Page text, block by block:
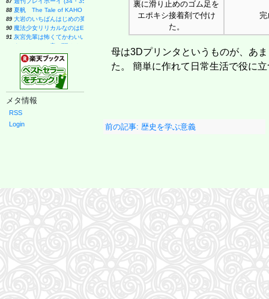
87
88 夏帆 The Tale of KAHO
89 大岩のいちばんはじめの英文法【超基礎文法編】 (東進ブックス 名人の授業シリーズ)
90 魔法少女リリカルなのはEXCEEDS(3) (シリウスKC)
91 灰宮先輩は怖くてかわいい(3) (ガンガンコミックスUP!)
タッチペンで音が聞ける!はじめてずかん1000 英語つき ([バラエティ])
キネマ旬報: キネマ旬報NEXT Vol.72 (09号増刊)
ナミヤ雑貨店の奇蹟 (角川文庫)
部下としてのAI 世界一流エンジニアの進化術
「日経平均10万円」時代に備えろ (日経ビジネス人文庫)
メタ情報
RSS
Login
裏に滑り止めのゴム足を
エポキシ接着剤で付け
た。
完
母は3Dプリンタというものが、あ
た。 簡単に作れて日常生活で役に
前の記事: 歴史を学ぶ意義